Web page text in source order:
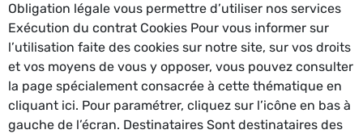
Obligation légale vous permettre d’utiliser nos services
Exécution du contrat Cookies Pour vous informer sur
l’utilisation faite des cookies sur notre site, sur vos droits
et vos moyens de vous y opposer, vous pouvez consulter
la page spécialement consacrée à cette thématique en
cliquant ici. Pour paramétrer, cliquez sur l’icône en bas à
gauche de l’écran. Destinataires Sont destinataires des